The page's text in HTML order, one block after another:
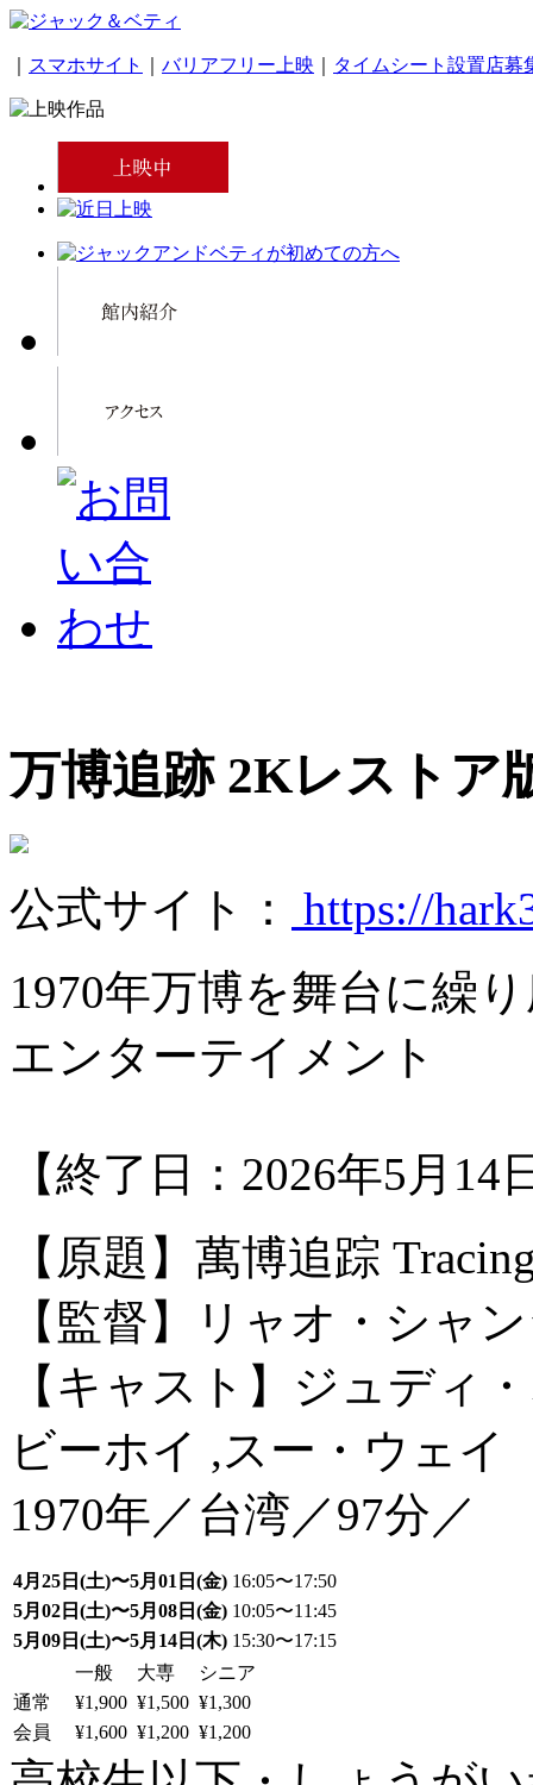
スマホサイト バリアフリー上映 タイムシート設置店募
万博追跡 2Kレストア
公式サイト：
https://
1970年万博を舞台に繰
エンターテイメント
【終了日：2026年5月14
【原題】萬博追踪
【監督】リャオ・シャ
【キャスト】ジュディ
ビーホイ ,スー・ウェイ
1970年／台湾／97分／
4月25日(土)〜5月01日(金) 16:05〜17:50
5月02日(土)〜5月08日(金) 10:05〜11:45
5月09日(土)〜5月14日(木) 15:30〜17:15
一般
大専
シニア
通常
¥1,900 ¥1,500 ¥1,300
会員
¥1,600 ¥1,200 ¥1,200